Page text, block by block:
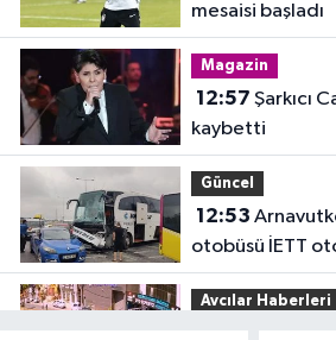
mesaisi başladı
Magazin
12:57
kaybetti
Güncel
12:53
otobüsü İETT
Avcılar Haberleri